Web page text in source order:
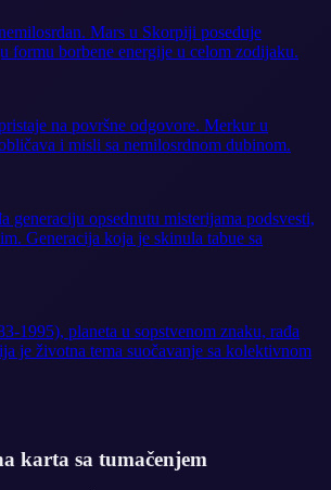
Mars u Skorpiji poseduje
formu borbene energije u celom zodijaku.
na površne odgovore. Merkur u
i misli sa nemilosrdnom dubinom.
generaciju opsednutu misterijama podsvesti,
Generacija koja je skinula tabue sa
1995), planeta u sopstvenom znaku, rađa
je životna tema suočavanje sa kolektivnom
karta sa tumačenjem